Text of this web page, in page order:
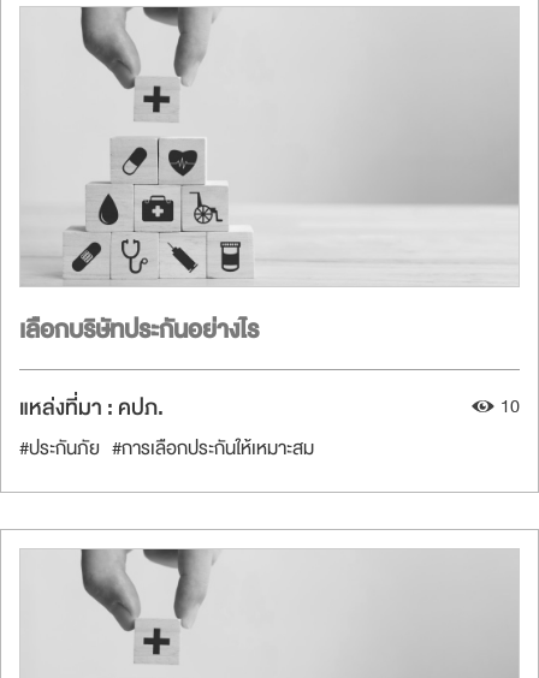
เลือกบริษัทประกันอย่างไร
แหล่งที่มา : คปภ.
#ประกันภัย #การเลือกประกันให้เหมาะสม
10